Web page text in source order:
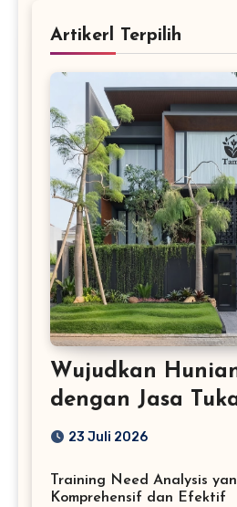
Artikerl Terpilih
Wujudkan
dengan Jasa
Profesional
23 Juli 2026
Training Need Analysis
Komprehensif dan Efektif